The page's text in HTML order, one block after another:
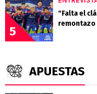
5
"Falta el
remontazo
APUESTAS